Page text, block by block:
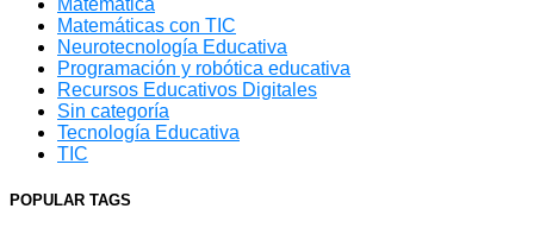
Matemáticas con TIC
Neurotecnología Educativa
Programación y robótica educativa
Recursos Educativos Digitales
Sin categoría
Tecnología Educativa
TIC
POPULAR TAGS